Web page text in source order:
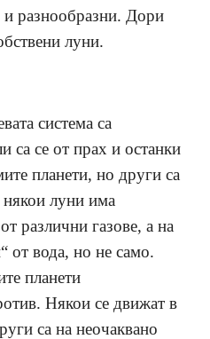
разнообразни. Дори
луни.
система са
са се от прах и останки
планети, но други са
луни има
различни газове, а на
от вода, но не само.
планети
Някои се движат в
са на неочаквано